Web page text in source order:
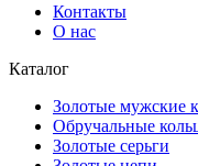
Контакты
О нас
Каталог
Золотые мужские
Обручальные
Золотые серьги